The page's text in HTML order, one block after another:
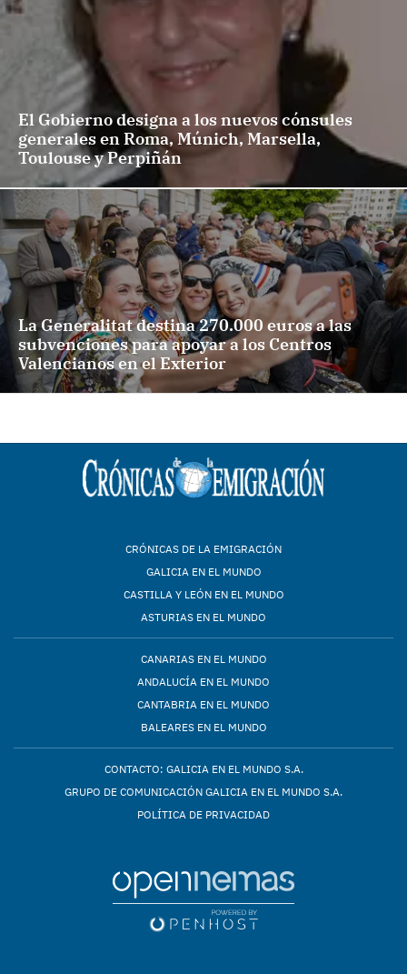
El Gobierno designa a los nuevos cónsules
generales en Roma, Múnich, Marsella,
Toulouse y Perpiñán
La Generalitat destina 270.000 euros a las
subvenciones para apoyar a los Centros
Valencianos en el Exterior
CRÓNICAS DE LA EMIGRACIÓN
GALICIA EN EL MUNDO
CASTILLA Y LEÓN EN EL MUNDO
ASTURIAS EN EL MUNDO
CANARIAS EN EL MUNDO
ANDALUCÍA EN EL MUNDO
CANTABRIA EN EL MUNDO
BALEARES EN EL MUNDO
CONTACTO: GALICIA EN EL MUNDO S.A.
GRUPO DE COMUNICACIÓN GALICIA EN EL MUNDO S.A.
POLÍTICA DE PRIVACIDAD